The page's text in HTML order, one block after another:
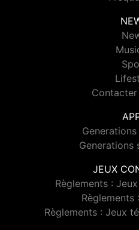
Generations
JEUX
Règlements :
Règlements
Règlements : Jeux